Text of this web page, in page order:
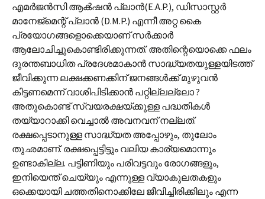
എമർജൻസി ആൿഷൻ പ്ലാൻ(E.A.P.), ഡിസാസ്റ്റർ
മാനേജ്‌മെന്റ് പ്ലാൻ (D.M.P.) എന്നീ അറ്റ കൈ
പ്രയോഗങ്ങളൊക്കെയാണ് സർക്കാർ
ആലോചിച്ചുകൊണ്ടിരിക്കുന്നത്. അതിന്റെയൊക്കെ ഫലം
ദുരന്തബാധിത പ്രദേശമാകാൻ സാദ്ധ്യതയുള്ളയിടത്ത്
ജീവിക്കുന്ന ലക്ഷക്കണക്കിന് ജനങ്ങൾക്ക് മുഴുവൻ
കിട്ടണമെന്ന് വാശിപിടിക്കാൻ പറ്റില്ലല്ലോ ?
അതുകൊണ്ട് സ്വയരക്ഷയ്ക്കുള്ള പദ്ധതികൾ
തയ്യാറാക്കി വെച്ചാൽ അവനവന് നല്ലത്.
രക്ഷപ്പെടാനുള്ള സാദ്ധ്യത അപ്പോഴും, തുലോം
തുഛമാണ്. രക്ഷപ്പെട്ടിട്ടും വലിയ കാര്യമൊന്നും
ഉണ്ടാകില്ല. പട്ടിണിയും പരിവട്ടവും രോഗങ്ങളും,
ഇനിയെന്ത് ചെയ്യും എന്നുള്ള വ്യാകുലതകളും
ഒക്കെയായി ചത്തതിനൊക്കിലേ ജീവിച്ചിരിക്കിലും എന്ന